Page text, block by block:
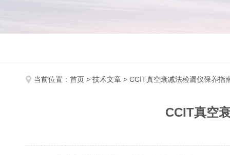
当前位置： 首页 > 技术文章 > CCIT真空衰减法检漏仪保养指
CCIT真空